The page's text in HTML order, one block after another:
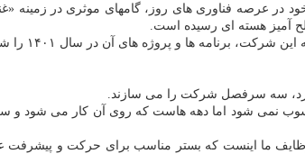
در عرصه فناوری های روز، گامهای موثری در زمینه
آمیز هسته ای رسیده است.
ها و پروژه های آن در سال ۱۴۰۱ را شرح داد.
سه سرفصل شرکت را می سازند.
شود اما دهه هاست که روی آن کار می شود و سرعت
و وظایف ما اینست که بستر مناسب برای حرکت و پیشرفت